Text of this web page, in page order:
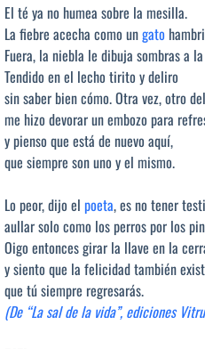
El té ya no humea sobre la mesilla.
La fiebre acecha como ungato
Fuera, la niebla le dibuja sombras a
Tendido en el lecho tirito y deliro
sin saber bien cómo. Otra vez, otro
me hizo devorar un embozo para
y pienso que está de nuevo aquí,
que siempre son uno y el mismo.
Lo peor, dijo el poeta, es no tener
aullar solo como los perros por los
Oigo entonces girar la llave en la
y siento que la felicidad también
que tú siempre regresarás.
(De “La sal de la vida”, ediciones